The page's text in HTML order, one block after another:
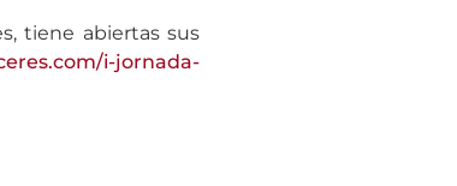
tiene abiertas sus
i-jornada-